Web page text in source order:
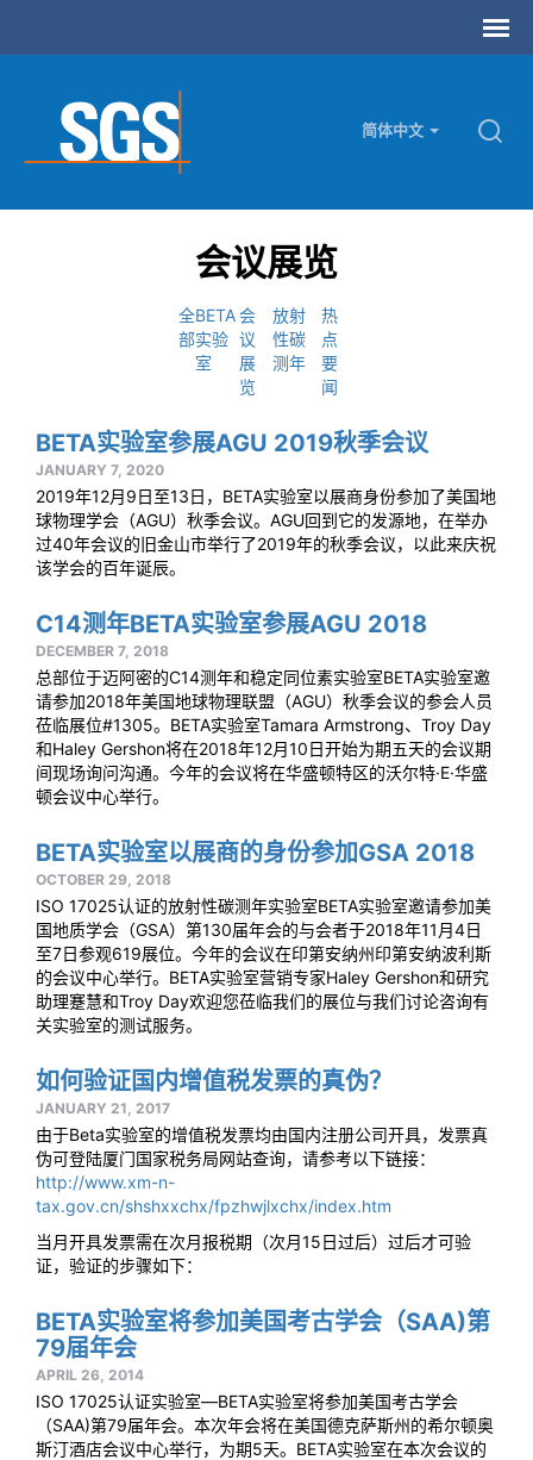
简体中文
会议展览
全
部
BETA
实验
室
会
议
展
览
放射
性碳
测年
热
点
要
闻
BETA实验室参展AGU 2019秋季会议
JANUARY 7, 2020
2019年12月9日至13日，BETA实验室以展商身份参加了美国地
球物理学会（AGU）秋季会议。AGU回到它的发源地，在举办
过40年会议的旧金山市举行了2019年的秋季会议，以此来庆祝
该学会的百年诞辰。
C14测年BETA实验室参展AGU 2018
DECEMBER 7, 2018
总部位于迈阿密的C14测年和稳定同位素实验室BETA实验室邀
请参加2018年美国地球物理联盟（AGU）秋季会议的参会人员
莅临展位#1305。BETA实验室Tamara Armstrong、Troy Day
和Haley Gershon将在2018年12月10日开始为期五天的会议期
间现场询问沟通。今年的会议将在华盛顿特区的沃尔特·E·华盛
顿会议中心举行。
BETA实验室以展商的身份参加GSA 2018
OCTOBER 29, 2018
ISO 17025认证的放射性碳测年实验室BETA实验室邀请参加美
国地质学会（GSA）第130届年会的与会者于2018年11月4日
至7日参观619展位。今年的会议在印第安纳州印第安纳波利斯
的会议中心举行。BETA实验室营销专家Haley Gershon和研究
助理蹇慧和Troy Day欢迎您莅临我们的展位与我们讨论咨询有
关实验室的测试服务。
如何验证国内增值税发票的真伪？
JANUARY 21, 2017
由于Beta实验室的增值税发票均由国内注册公司开具，发票真
伪可登陆厦门国家税务局网站查询，请参考以下链接：
http://www.xm-n-
tax.gov.cn/shshxxchx/fpzhwjlxchx/index.htm
当月开具发票需在次月报税期（次月15日过后）过后才可验
证，验证的步骤如下：
BETA实验室将参加美国考古学会（SAA)第
79届年会
APRIL 26, 2014
ISO 17025认证实验室—BETA实验室将参加美国考古学会
（SAA)第79届年会。本次年会将在美国德克萨斯州的希尔顿奥
斯汀酒店会议中心举行，为期5天。BETA实验室在本次会议的